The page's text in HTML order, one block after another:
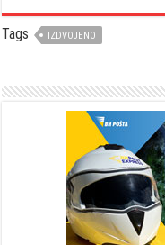
Tags IZDVOJENO